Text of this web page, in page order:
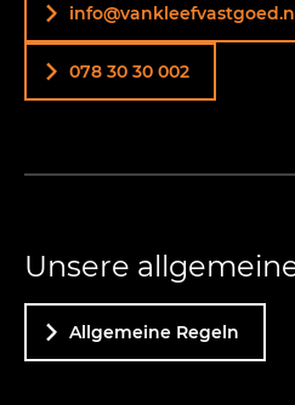
078 30 30 002
Unsere
Allgemeine Regeln